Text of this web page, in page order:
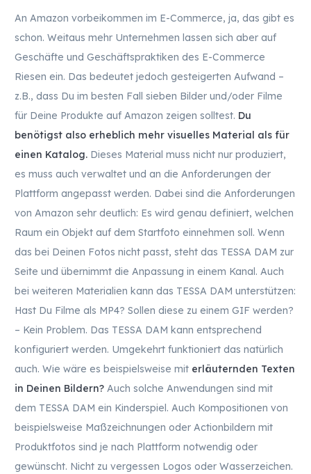
An Amazon vorbeikommen im E-Commerce, ja, das gibt es
schon. Weitaus mehr Unternehmen lassen sich aber auf
Geschäfte und Geschäftspraktiken des E-Commerce
Riesen ein. Das bedeutet jedoch gesteigerten Aufwand –
z.B., dass Du im besten Fall sieben Bilder und/oder Filme
für Deine Produkte auf Amazon zeigen solltest. Du
benötigst also erheblich mehr visuelles Material als für
einen Katalog. Dieses Material muss nicht nur produziert,
es muss auch verwaltet und an die Anforderungen der
Plattform angepasst werden. Dabei sind die Anforderungen
von Amazon sehr deutlich: Es wird genau definiert, welchen
Raum ein Objekt auf dem Startfoto einnehmen soll. Wenn
das bei Deinen Fotos nicht passt, steht das TESSA DAM zur
Seite und übernimmt die Anpassung in einem Kanal. Auch
bei weiteren Materialien kann das TESSA DAM unterstützen:
Hast Du Filme als MP4? Sollen diese zu einem GIF werden?
– Kein Problem. Das TESSA DAM kann entsprechend
konfiguriert werden. Umgekehrt funktioniert das natürlich
auch. Wie wäre es beispielsweise mit erläuternden Texten
in Deinen Bildern? Auch solche Anwendungen sind mit
dem TESSA DAM ein Kinderspiel. Auch Kompositionen von
beispielsweise Maßzeichnungen oder Actionbildern mit
Produktfotos sind je nach Plattform notwendig oder
gewünscht. Nicht zu vergessen Logos oder Wasserzeichen.